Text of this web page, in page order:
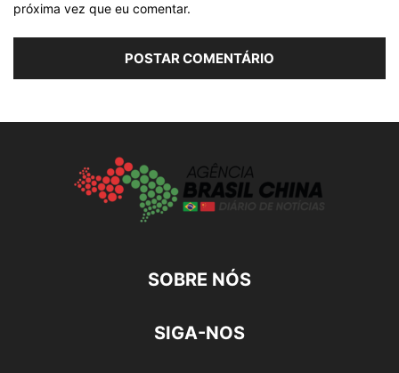
próxima vez que eu comentar.
SOBRE NÓS
SIGA-NOS